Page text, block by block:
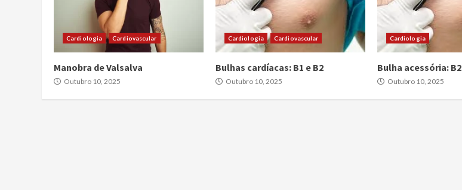
Cardiologia Cardiovascular
Manobra de Valsalva
Outubro 10, 2025
Cardiologia Cardiovascular
Bulhas cardíacas: B1 e B2
Outubro 10, 2025
Cardiologia
Bulha acessória: B2
Outubro 10, 2025